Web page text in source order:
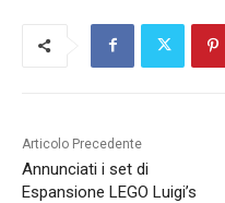
Articolo Precedente
Annunciati i set di
Espansione LEGO Luigi’s